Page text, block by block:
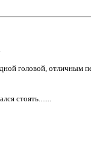
головой,
стоять.......